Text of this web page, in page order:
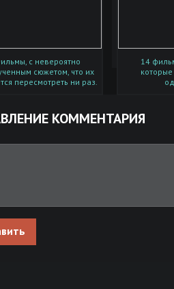
с невероятно
сюжетом, что их
пересмотреть ни раз.
14
которые
КОММЕНТАРИЯ